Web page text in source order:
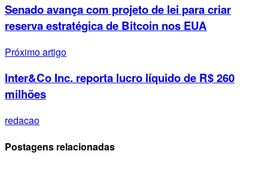
Senado avança com projeto de lei para criar
reserva estratégica de Bitcoin nos EUA
Próximo artigo
Inter&Co Inc. reporta lucro líquido de R$ 260
milhões
redacao
Postagens relacionadas